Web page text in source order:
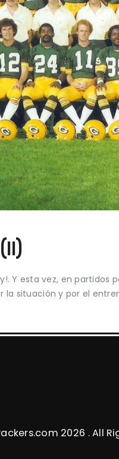
Y esta vez, en
la situación y por el
2026 . All